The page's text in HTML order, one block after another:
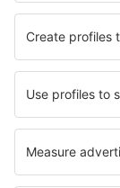
SAS
Ryanair
Lufthansa
Norwegian
WizzAir
Om eSky
Köpvillkor